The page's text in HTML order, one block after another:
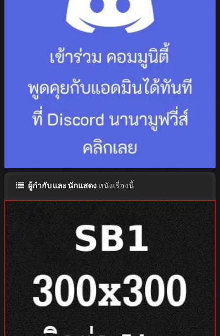
ผู้กำกับ และ นักแสดงหนังเรื่องนี้